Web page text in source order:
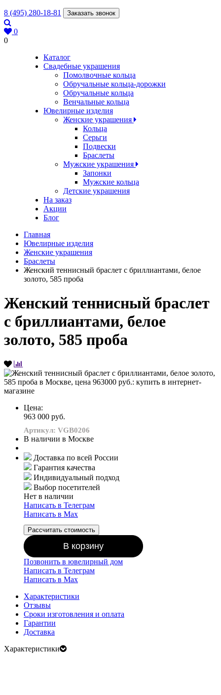
8 (495) 280-18-81 Заказать звонок
0
0
Каталог
Свадебные украшения
Помолвочные кольца
Обручальные кольца-дорожки
Обручальные кольца
Венчальные кольца
Ювелирные изделия
Женские украшения
Кольца
Серьги
Подвески
Браслеты
Мужские украшения
Запонки
Мужские кольца
Детские украшения
На заказ
Акции
Блог
Главная
Ювелирные изделия
Женские украшения
Браслеты
Женский теннисный браслет с бриллиантами, белое
золото, 585 проба
Женский теннисный браслет
с бриллиантами, белое
золото, 585 проба
Цена:
963 000 руб.
Артикул: VGB0206
В наличии в Москве
Доставка по всей России
Гарантия качества
Индивидуальный подход
Выбор посетителей
Нет в наличии
Написать в Телеграм
Написать в Мах
Рассчитать стоимость
В корзину
Позвонить в ювелирный дом
Написать в Телеграм
Написать в Мах
Характеристики
Отзывы
Сроки изготовления и оплата
Гарантии
Доставка
Характеристики